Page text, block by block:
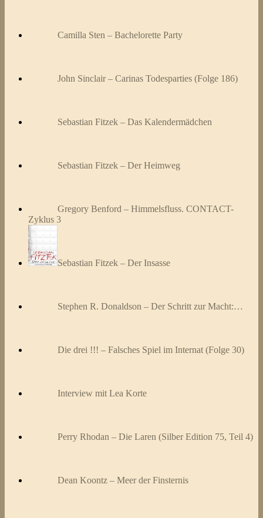
Camilla Sten – Bachelorette Party
John Sinclair – Carinas Todesparties (Folge 186)
Sebastian Fitzek – Das Kalendermädchen
Sebastian Fitzek – Der Heimweg
Gregory Benford – Himmelsfluss. CONTACT-
Zyklus 3
Sebastian Fitzek – Der Insasse
Stephen R. Donaldson – Der Schritt zur Macht:…
Die drei !!! – Falsches Spiel im Internat (Folge 30)
Interview mit Lea Korte
Perry Rhodan – Die Laren (Silber Edition 75, Teil 4)
Dean Koontz – Meer der Finsternis